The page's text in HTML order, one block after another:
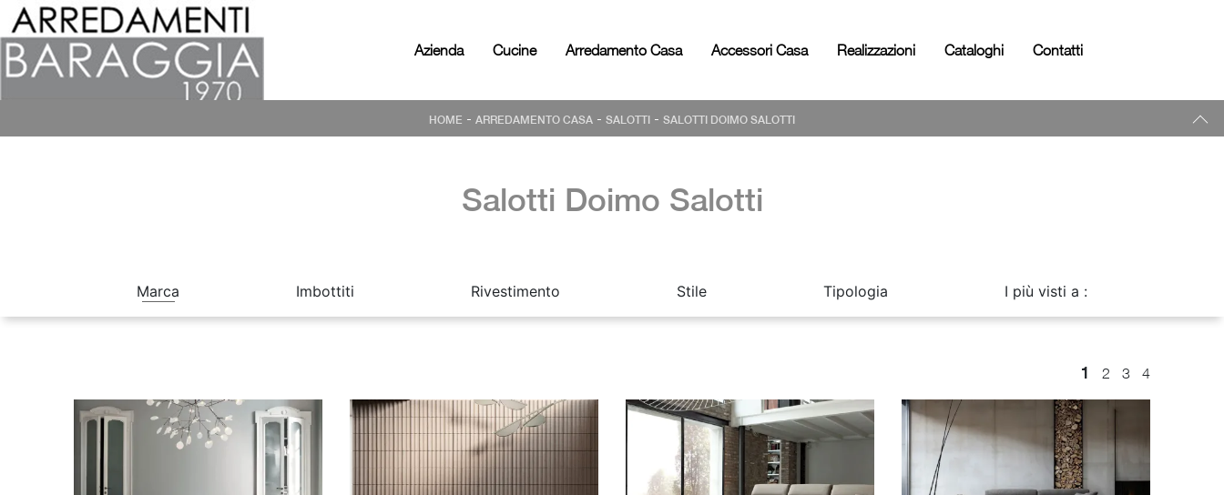
Azienda Cucine Arredamento Casa Accessori Casa Realizzazioni Cataloghi Contatti
HOME - ARREDAMENTO CASA - SALOTTI - SALOTTI DOIMO SALOTTI
Salotti Doimo Salotti
Marca Imbottiti Rivestimento Stile Tipologia I più visti a :
1 2 3 4